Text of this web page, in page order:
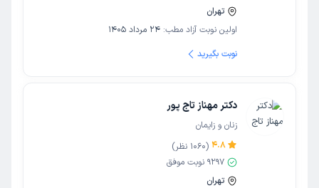
تهران
اولین نوبت آزاد مطب: 24 مرداد 1405
نوبت بگیرید
دکتر مهناز تاج پور
زنان و زایمان
4.8
(
1060 نظر)
9297 نوبت موفق
تهران